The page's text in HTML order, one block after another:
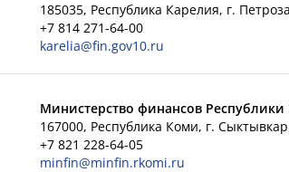
185035, Республика Карелия, г.
+7 814 271-64-00
karelia@fin.gov10.ru
Министерство финансов
167000, Республика Коми, г.
+7 821 228-64-05
minfin@minfin.rkomi.ru